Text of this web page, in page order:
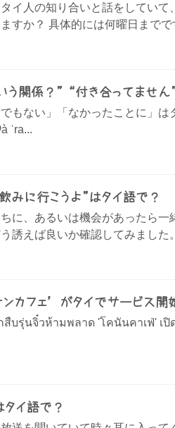
イ人の知り合いと話をしていて
すか？ 具体的には何曜日までで
う関係？” “付き合ってません
でもない」「なかったことに」は
ˈra...
みに行こうよ”はタイ語で？
に、あるいは機会があったら一
誘えば良いか確認してみました
ンカフェ’ がタイでサービス開
บรุ่นจิ๋วห้ามพลาด 'โคนันคาเฟ่' เปิ
タイ語で？